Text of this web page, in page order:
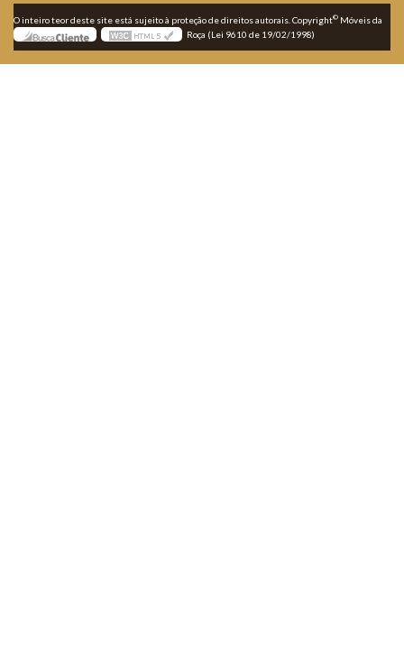
O inteiro teor deste site está sujeito à proteção de direitos autorais. Copyright© Móveis da
Roça (Lei 9610 de 19/02/1998)